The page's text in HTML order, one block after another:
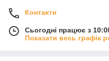
Контакти
Сьогодні працює з
Показати весь графік